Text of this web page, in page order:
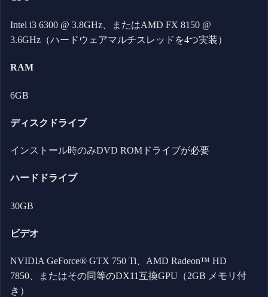
Intel i3 6300 @ 3.8GHz、またはAMD FX 8150 @
3.6GHz（ハードウェアマルチスレッドを4つ実装）
RAM
6GB
ディスクドライブ
インストール時のみDVD ROMドライブが必要
ハードドライブ
30GB
ビデオ
NVIDIA GeForce® GTX 750 Ti、AMD Radeon™ HD
7850、またはその同等のDX11互換GPU（2GB メモリ付
き）